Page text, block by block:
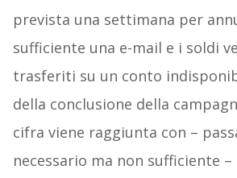
prevista una settimana per
sufficiente una e-mail e i soldi
trasferiti su un conto
della conclusione della
cifra viene raggiunta con –
necessario ma non sufficiente